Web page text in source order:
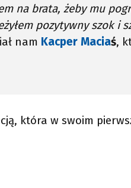
na brata, żeby mu
pozytywny szok i
nam Kacper Maciaś,
która w swoim